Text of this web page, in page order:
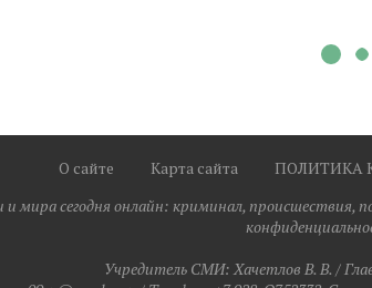
О сайте Карта сайта
ПОЛИТИКА
и мира сегодня онлайн: криминал,
Учредитель СМИ: Хaчeтлoв B. B. /